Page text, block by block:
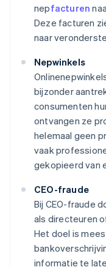
nepfacturen
Deze facturen
naar
Nepwinkels
bijzonder
consumenten
ontvangen ze
helemaal geen
vaak
gekopieerd van
CEO-fraude
Bij CEO-fraude
als directeuren
Het doel is
informatie te